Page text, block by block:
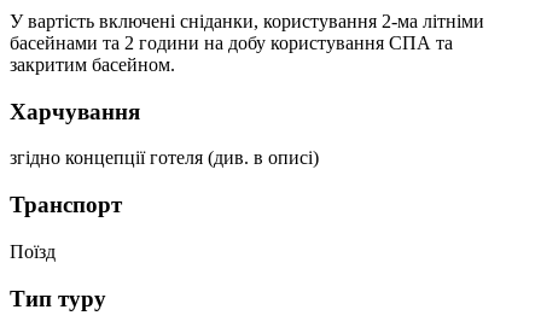
У вартість включені сніданки, користування 2-ма літніми
басейнами та 2 години на добу користування СПА та
закритим басейном.
Харчування
згідно концепції готеля (див. в описі)
Транспорт
Поїзд
Тип туру